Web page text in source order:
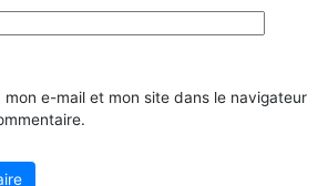
mon e-mail et mon site dans le navigateur